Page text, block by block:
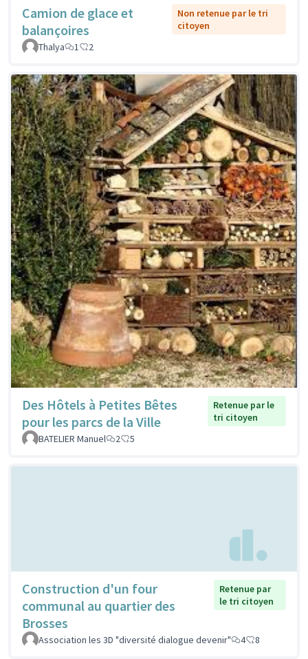
Camion de glace et
balançoires
Non retenue par le tri
citoyen
Thalya
1 2
Des Hôtels à Petites Bêtes
pour les parcs de la Ville
Retenue par le
tri citoyen
BATELIER Manuel
2 5
Construction d'un four
communal au quartier des
Brosses
Retenue par
le tri citoyen
Association les 3D "diversité dialogue devenir" 4 8